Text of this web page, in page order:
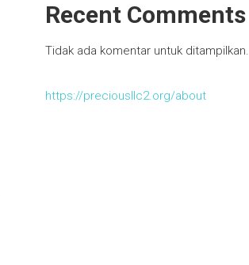
Recent Comments
Tidak ada komentar untuk ditampilkan.
https://preciousllc2.org/about